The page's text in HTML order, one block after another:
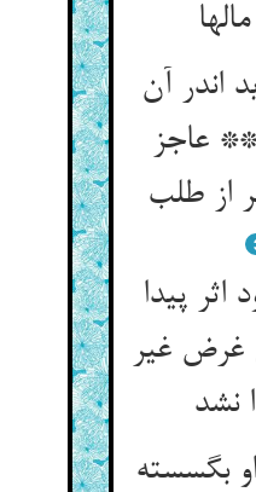
اندر آن
عاجز
از طلب‏
اثر پیدا
غیر
نشد
بگسسته